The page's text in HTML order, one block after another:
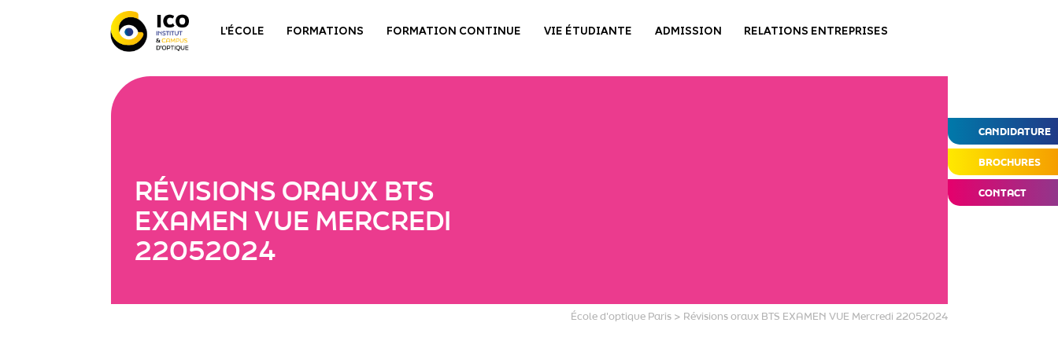
L'ÉCOLE FORMATIONS FORMATION CONTINUE VIE ÉTUDIANTE ADMISSION RELATIONS ENTREPRISES
CANDIDATURE
BROCHURES
CONTACT
RÉVISIONS ORAUX BTS
EXAMEN VUE MERCREDI
22052024
École d'optique Paris> Révisions oraux BTS EXAMEN VUE Mercredi 22052024